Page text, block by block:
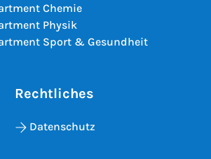
Chemie
Physik
Sport & Gesundheit
Rechtliches
Datenschutz